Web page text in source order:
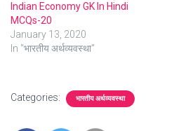
Indian Economy GK In Hindi
MCQs-20
January 13, 2020
In "भारतीय अर्थव्यवस्था"
Categories: भारतीय अर्थव्यवस्था